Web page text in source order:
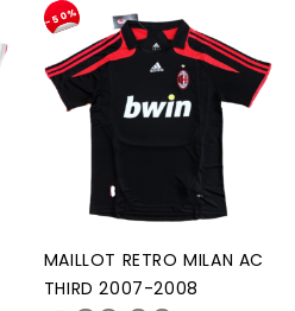
-50%
MAILLOT RETRO MILAN AC
THIRD 2007-2008